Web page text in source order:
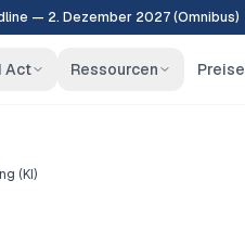
— 2. Dezember 2027 (Omnibus)
Act Ressourcen Preise
(KI)